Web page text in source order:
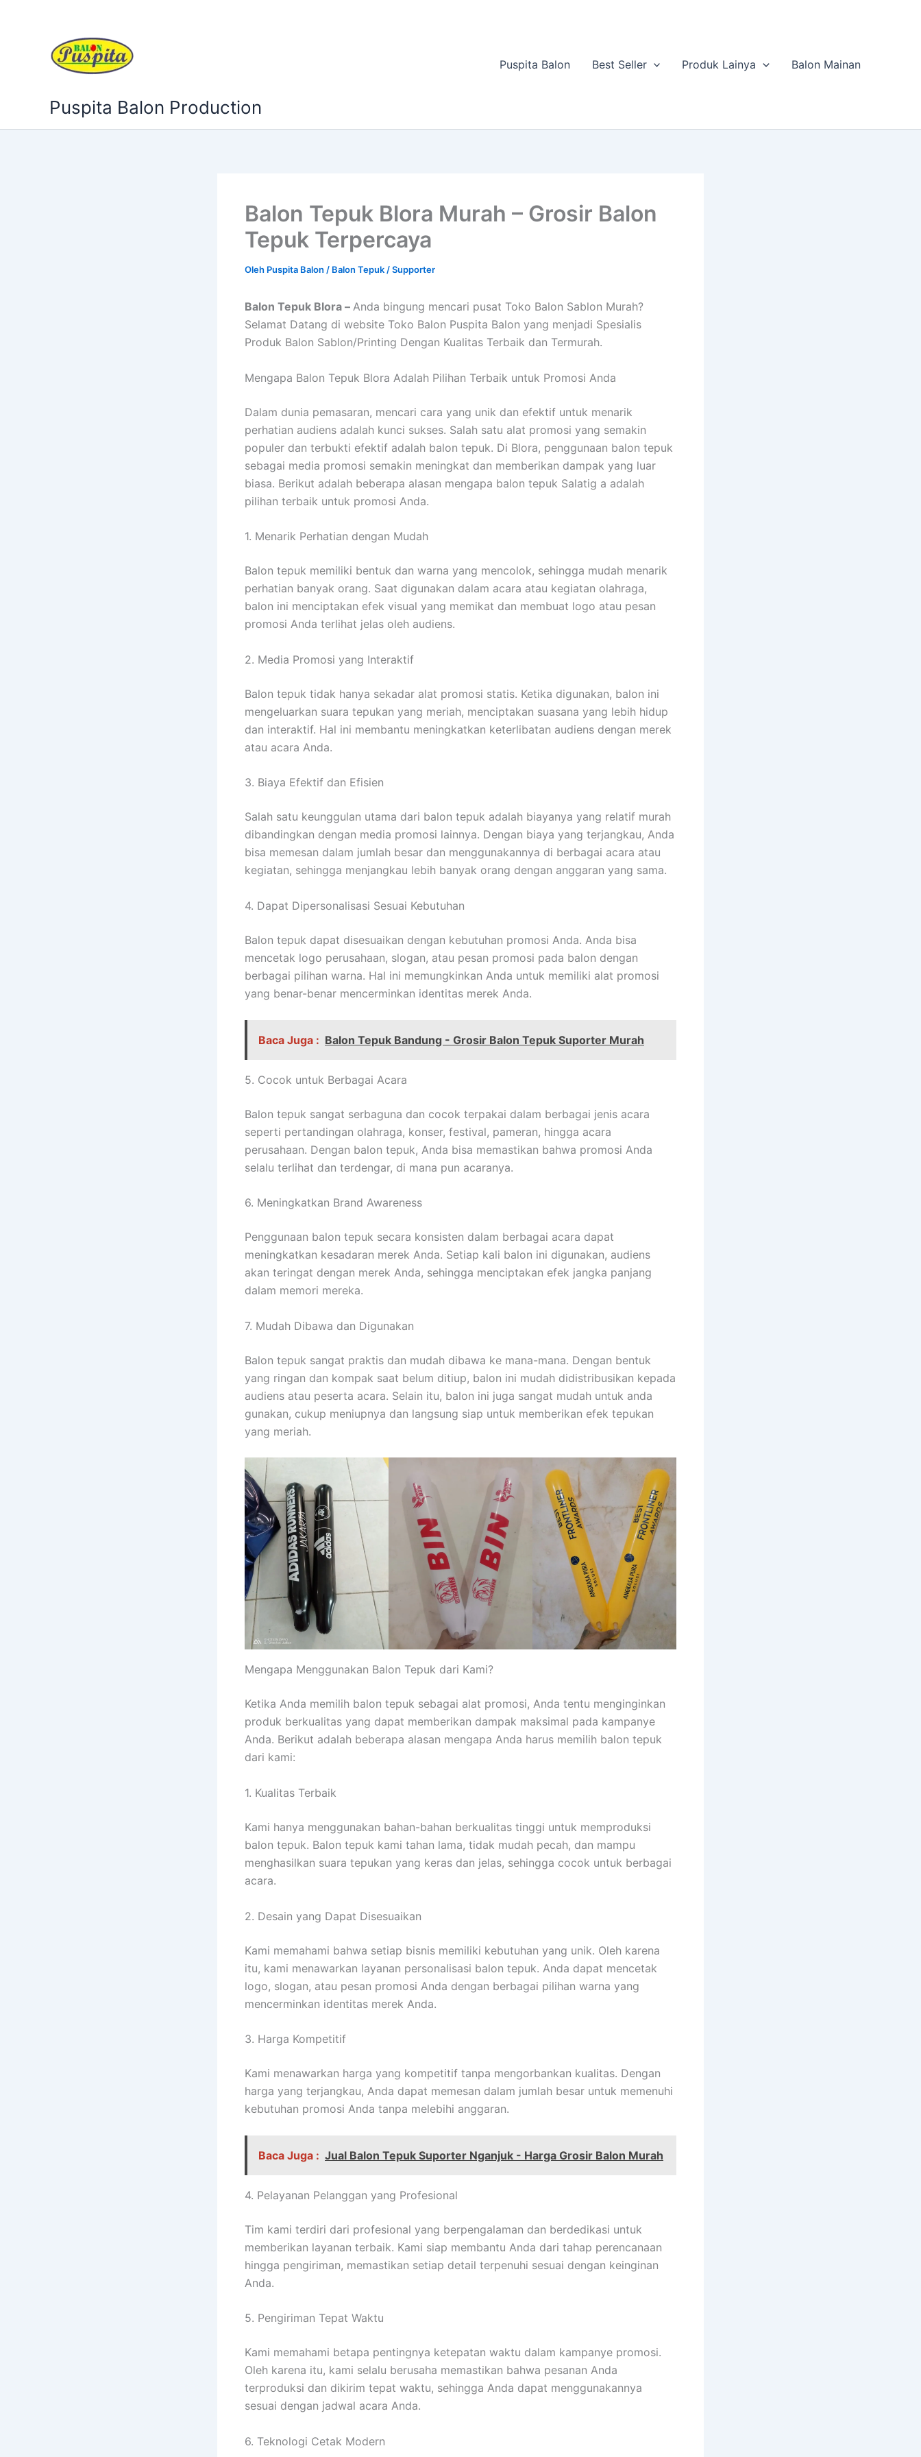
Puspita Balon Production
Puspita Balon Best Seller Produk Lainya Balon Mainan
Balon Tepuk Blora Murah – Grosir Balon
Tepuk Terpercaya
Oleh Puspita Balon / Balon Tepuk / Supporter
Balon Tepuk Blora – Anda bingung mencari pusat Toko Balon Sablon Murah?
Selamat Datang di website Toko Balon Puspita Balon yang menjadi Spesialis
Produk Balon Sablon/Printing Dengan Kualitas Terbaik dan Termurah.
Mengapa Balon Tepuk Blora Adalah Pilihan Terbaik untuk Promosi Anda
Dalam dunia pemasaran, mencari cara yang unik dan efektif untuk menarik
perhatian audiens adalah kunci sukses. Salah satu alat promosi yang semakin
populer dan terbukti efektif adalah balon tepuk. Di Blora, penggunaan balon tepuk
sebagai media promosi semakin meningkat dan memberikan dampak yang luar
biasa. Berikut adalah beberapa alasan mengapa balon tepuk Salatig a adalah
pilihan terbaik untuk promosi Anda.
1. Menarik Perhatian dengan Mudah
Balon tepuk memiliki bentuk dan warna yang mencolok, sehingga mudah menarik
perhatian banyak orang. Saat digunakan dalam acara atau kegiatan olahraga,
balon ini menciptakan efek visual yang memikat dan membuat logo atau pesan
promosi Anda terlihat jelas oleh audiens.
2. Media Promosi yang Interaktif
Balon tepuk tidak hanya sekadar alat promosi statis. Ketika digunakan, balon ini
mengeluarkan suara tepukan yang meriah, menciptakan suasana yang lebih hidup
dan interaktif. Hal ini membantu meningkatkan keterlibatan audiens dengan merek
atau acara Anda.
3. Biaya Efektif dan Efisien
Salah satu keunggulan utama dari balon tepuk adalah biayanya yang relatif murah
dibandingkan dengan media promosi lainnya. Dengan biaya yang terjangkau, Anda
bisa memesan dalam jumlah besar dan menggunakannya di berbagai acara atau
kegiatan, sehingga menjangkau lebih banyak orang dengan anggaran yang sama.
4. Dapat Dipersonalisasi Sesuai Kebutuhan
Balon tepuk dapat disesuaikan dengan kebutuhan promosi Anda. Anda bisa
mencetak logo perusahaan, slogan, atau pesan promosi pada balon dengan
berbagai pilihan warna. Hal ini memungkinkan Anda untuk memiliki alat promosi
yang benar-benar mencerminkan identitas merek Anda.
Baca Juga : Balon Tepuk Bandung - Grosir Balon Tepuk Suporter Murah
5. Cocok untuk Berbagai Acara
Balon tepuk sangat serbaguna dan cocok terpakai dalam berbagai jenis acara
seperti pertandingan olahraga, konser, festival, pameran, hingga acara
perusahaan. Dengan balon tepuk, Anda bisa memastikan bahwa promosi Anda
selalu terlihat dan terdengar, di mana pun acaranya.
6. Meningkatkan Brand Awareness
Penggunaan balon tepuk secara konsisten dalam berbagai acara dapat
meningkatkan kesadaran merek Anda. Setiap kali balon ini digunakan, audiens
akan teringat dengan merek Anda, sehingga menciptakan efek jangka panjang
dalam memori mereka.
7. Mudah Dibawa dan Digunakan
Balon tepuk sangat praktis dan mudah dibawa ke mana-mana. Dengan bentuk
yang ringan dan kompak saat belum ditiup, balon ini mudah didistribusikan kepada
audiens atau peserta acara. Selain itu, balon ini juga sangat mudah untuk anda
gunakan, cukup meniupnya dan langsung siap untuk memberikan efek tepukan
yang meriah.
Mengapa Menggunakan Balon Tepuk dari Kami?
Ketika Anda memilih balon tepuk sebagai alat promosi, Anda tentu menginginkan
produk berkualitas yang dapat memberikan dampak maksimal pada kampanye
Anda. Berikut adalah beberapa alasan mengapa Anda harus memilih balon tepuk
dari kami:
1. Kualitas Terbaik
Kami hanya menggunakan bahan-bahan berkualitas tinggi untuk memproduksi
balon tepuk. Balon tepuk kami tahan lama, tidak mudah pecah, dan mampu
menghasilkan suara tepukan yang keras dan jelas, sehingga cocok untuk berbagai
acara.
2. Desain yang Dapat Disesuaikan
Kami memahami bahwa setiap bisnis memiliki kebutuhan yang unik. Oleh karena
itu, kami menawarkan layanan personalisasi balon tepuk. Anda dapat mencetak
logo, slogan, atau pesan promosi Anda dengan berbagai pilihan warna yang
mencerminkan identitas merek Anda.
3. Harga Kompetitif
Kami menawarkan harga yang kompetitif tanpa mengorbankan kualitas. Dengan
harga yang terjangkau, Anda dapat memesan dalam jumlah besar untuk memenuhi
kebutuhan promosi Anda tanpa melebihi anggaran.
Baca Juga : Jual Balon Tepuk Suporter Nganjuk - Harga Grosir Balon Murah
4. Pelayanan Pelanggan yang Profesional
Tim kami terdiri dari profesional yang berpengalaman dan berdedikasi untuk
memberikan layanan terbaik. Kami siap membantu Anda dari tahap perencanaan
hingga pengiriman, memastikan setiap detail terpenuhi sesuai dengan keinginan
Anda.
5. Pengiriman Tepat Waktu
Kami memahami betapa pentingnya ketepatan waktu dalam kampanye promosi.
Oleh karena itu, kami selalu berusaha memastikan bahwa pesanan Anda
terproduksi dan dikirim tepat waktu, sehingga Anda dapat menggunakannya
sesuai dengan jadwal acara Anda.
6. Teknologi Cetak Modern